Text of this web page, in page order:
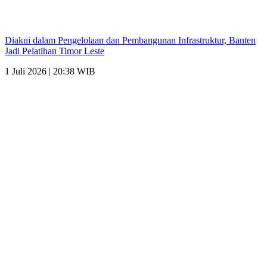
Diakui dalam Pengelolaan dan Pembangunan Infrastruktur, Banten
Jadi Pelatihan Timor Leste
1 Juli 2026 | 20:38 WIB